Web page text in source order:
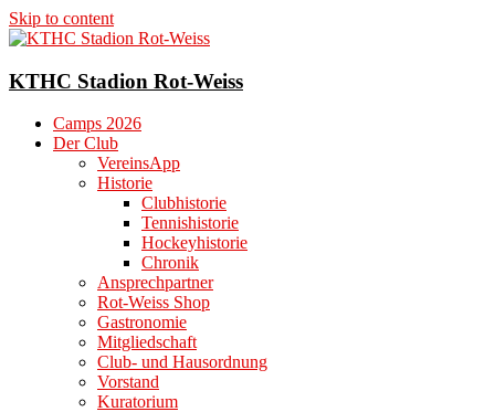
Skip to content
KTHC Stadion Rot-Weiss
Camps 2026
Der Club
VereinsApp
Historie
Clubhistorie
Tennishistorie
Hockeyhistorie
Chronik
Ansprechpartner
Rot-Weiss Shop
Gastronomie
Mitgliedschaft
Club- und Hausordnung
Vorstand
Kuratorium